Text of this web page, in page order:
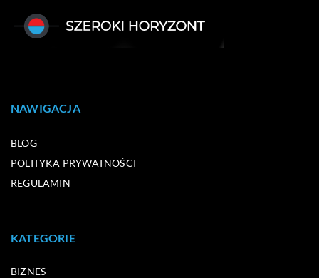
NAWIGACJA
BLOG
POLITYKA PRYWATNOŚCI
REGULAMIN
KATEGORIE
BIZNES